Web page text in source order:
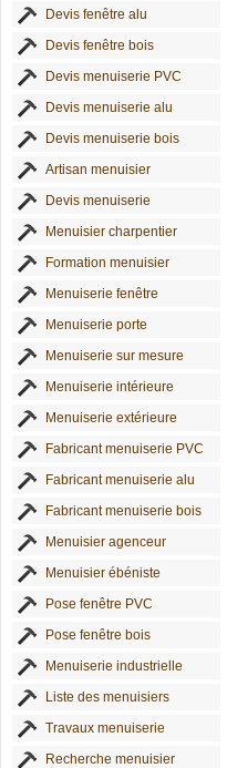
Devis fenêtre alu
Devis fenêtre bois
Devis menuiserie PVC
Devis menuiserie alu
Devis menuiserie bois
Artisan menuisier
Devis menuiserie
Menuisier charpentier
Formation menuisier
Menuiserie fenêtre
Menuiserie porte
Menuiserie sur mesure
Menuiserie intérieure
Menuiserie extérieure
Fabricant menuiserie PVC
Fabricant menuiserie alu
Fabricant menuiserie bois
Menuisier agenceur
Menuisier ébéniste
Pose fenêtre PVC
Pose fenêtre bois
Menuiserie industrielle
Liste des menuisiers
Travaux menuiserie
Recherche menuisier